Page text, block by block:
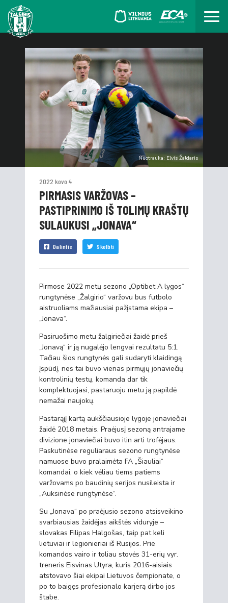
Nuotrauka: Elvis Žaldaris
2022 kovo 4
PIRMASIS VARŽOVAS –
PASTIPRINIMO IŠ TOLIMŲ KRAŠTŲ
SULAUKUSI „JONAVA“
Dalintis Skelbti
Pirmose 2022 metų sezono „Optibet A lygos“
rungtynėse „Žalgirio“ varžovu bus futbolo
aistruoliams mažiausiai pažįstama ekipa –
„Jonava“.
Pasiruošimo metu žalgiriečiai žaidė prieš
„Jonavą“ ir ją nugalėjo lengvai rezultatu 5:1.
Tačiau šios rungtynės gali sudaryti klaidingą
įspūdį, nes tai buvo vienas pirmųjų jonaviečių
kontrolinių testų, komanda dar tik
komplektuojasi, pastaruoju metu ją papildė
nemažai naujokų.
Pastarąjį kartą aukščiausioje lygoje jonaviečiai
žaidė 2018 metais. Praėjusį sezoną antrajame
divizione jonaviečiai buvo itin arti trofėjaus.
Paskutinėse reguliaraus sezono rungtynėse
namuose buvo pralaimėta FA „Šiauliai“
komandai, o kiek vėliau tiems patiems
varžovams po baudinių serijos nusileista ir
„Auksinėse rungtynėse“.
Su „Jonava“ po praėjusio sezono atsisveikino
svarbiausias žaidėjas aikštės viduryje –
slovakas Filipas Halgošas, taip pat keli
lietuviai ir legionieriai iš Rusijos. Prie
komandos vairo ir toliau stovės 31-erių vyr.
treneris Eisvinas Utyra, kuris 2016-aisiais
atstovavo šiai ekipai Lietuvos čempionate, o
po to baigęs profesionalo karjerą dirbo jos
štabe.